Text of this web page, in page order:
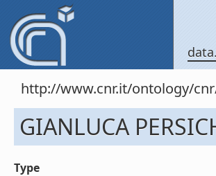
http://www.cnr.it/ontology/
GIANLUCA
Type